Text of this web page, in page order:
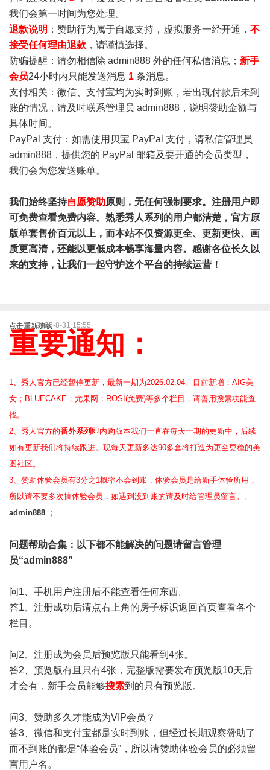
我们会第一时间为您处理。
退款说明 ：赞助行为属于自愿支持，虚拟服务一经开通， 不
接受任何理由退款 ，请谨慎选择。
防骗提醒：请勿相信除 admin888 外的任何私信消息； 新手
会员24小时内只能发送消息 1 条消息。
支付相关：微信、支付宝均为实时到账，若出现付款后未到
账的情况，请及时联系管理员 admin888，说明赞助金额与
具体时间。
PayPal 支付：如需使用贝宝 PayPal 支付，请私信管理员
admin888，提供您的 PayPal 邮箱及要开通的会员类型，
我们会为您发送账单。
我们始终坚持自愿赞助原则，无任何强制要求。注册用户即
可免费查看免费内容。熟悉秀人系列的用户都清楚，官方原
版单套售价百元以上，而本站不仅资源更全、更新更快、画
质更高清，还能以更低成本畅享海量内容。感谢各位长久以
来的支持，让我们一起守护这个平台的持续运营！
点击重新加载2025-8-31 15:55
重要通知：
1、秀人官方已经暂停更新，最新一期为2026.02.04。目前新增：AIG美
女；BLUECAKE；尤果网；ROSI(免费)等多个栏目，请善用搜素功能查
找。
2、 秀人官方的番外系列 即内购版本我们一直在每天一期的更新中，后续
如有更新我们将持续跟进。现每天更新多达90多套将打造为更全更稳的美
图社区。
3、赞助体验会员有3分之1概率不会到账，体验会员是给新手体验所用，
所以请不要多次搞体验会员，如遇到没到账的请及时给管理员留言。。
admin888 ；
问题帮助合集 ：以下都不能解决的问题请留言管理
员“admin888”
问1、手机用户注册后不能查看任何东西。
答1、注册成功后请点右上角的房子标识返回首页查看各个
栏目。
问2、注册成为会员后预览版只能看到4张。
答2、预览版有且只有4张，完整版需要发布预览版10天后
才会有，新手会员能够搜索到的只有预览版。
问3、赞助多久才能成为VIP会员？
答3、微信和支付宝都是实时到账，但经过长期观察赞助了
而不到账的都是“体验会员”，所以请赞助体验会员的必须留
言用户名。